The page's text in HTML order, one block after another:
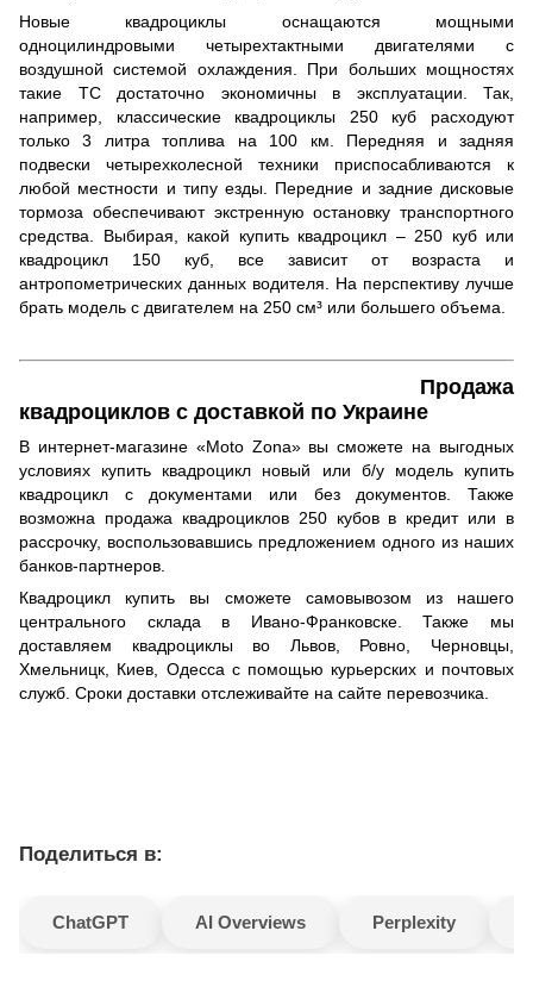
Новые квадроциклы оснащаются мощными
одноцилиндровыми четырехтактными двигателями с
воздушной системой охлаждения. При больших мощностях
такие ТС достаточно экономичны в эксплуатации. Так,
например, классические квадроциклы 250 куб расходуют
только 3 литра топлива на 100 км. Передняя и задняя
подвески четырехколесной техники приспосабливаются к
любой местности и типу езды. Передние и задние дисковые
тормоза обеспечивают экстренную остановку транспортного
средства. Выбирая, какой купить квадроцикл – 250 куб или
квадроцикл 150 куб, все зависит от возраста и
антропометрических данных водителя. На перспективу лучше
брать модель с двигателем на 250 см³ или большего объема.
Продажа
квадроциклов с доставкой по Украине
В интернет-магазине «Moto Zona» вы сможете на выгодных
условиях купить квадроцикл новый или б/у модель купить
квадроцикл с документами или без документов. Также
возможна продажа квадроциклов 250 кубов в кредит или в
рассрочку, воспользовавшись предложением одного из наших
банков-партнеров.
Квадроцикл купить вы сможете самовывозом из нашего
центрального склада в Ивано-Франковске. Также мы
доставляем квадроциклы во Львов, Ровно, Черновцы,
Хмельницк, Киев, Одесса с помощью курьерских и почтовых
служб. Сроки доставки отслеживайте на сайте перевозчика.
Поделиться в:
ChatGPT AI Overviews Perplexity